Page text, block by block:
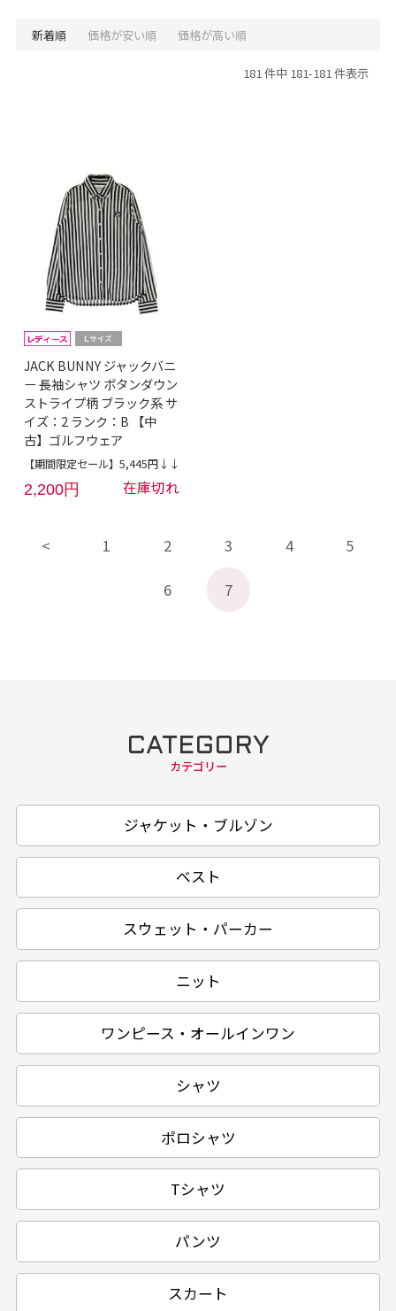
新着順 価格が安い順 価格が高い順
181 件中 181-181 件表示
JACK BUNNY ジャックバニ
ー 長袖シャツ ボタンダウン
ストライプ柄 ブラック系 サ
イズ：2 ランク：B 【中
古】ゴルフウェア
【期間限定セール】5,445円↓↓
2,200円 在庫切れ
1 2 3 4 5
6 7
CATEGORY
カテゴリー
ジャケット・ブルゾン
ベスト
スウェット・パーカー
ニット
ワンピース・オールインワン
シャツ
ポロシャツ
Tシャツ
パンツ
スカート